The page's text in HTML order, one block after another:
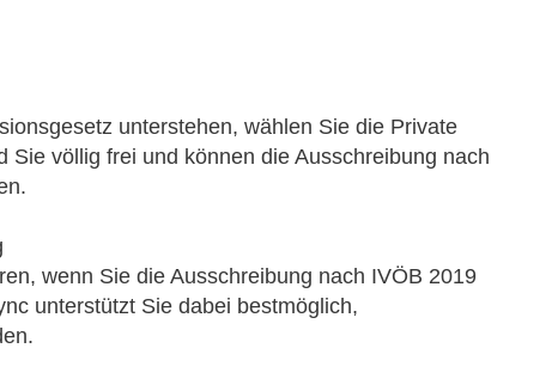
unterstehen, wählen Sie die Private
Sie völlig frei und können die Ausschreibung nach
wenn Sie die Ausschreibung nach IVÖB 2019
unterstützt Sie dabei bestmöglich,